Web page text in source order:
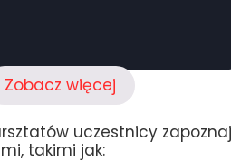
uczestnicy
takimi jak:
Zobacz więcej